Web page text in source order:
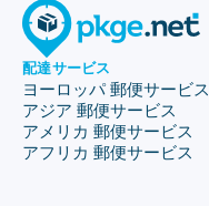
配達サービス
ヨーロッパ 郵便サービス
アジア 郵便サービス
アメリカ 郵便サービス
アフリカ 郵便サービス